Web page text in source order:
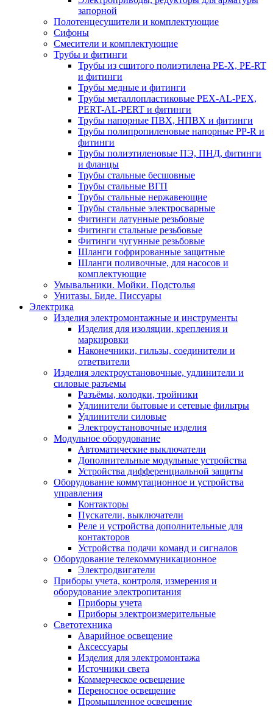
запорной
Полотенцесушители и комплектующие
Сифоны
Смесители и комплектующие
Трубы и фитинги
Трубы из сшитого полиэтилена PE-X, PE-RT
и фитинги
Трубы медные и фитинги
Трубы металлопластиковые PEX-AL-PEX,
PERT-AL-PERT и фитинги
Трубы напорные ПВХ, НПВХ и фитинги
Трубы полипропиленовые напорные PP-R и
фитинги
Трубы полиэтиленовые ПЭ, ПНД, фитинги
и фланцы
Трубы стальные бесшовные
Трубы стальные ВГП
Трубы стальные нержавеющие
Трубы стальные электросварные
Фитинги латунные резьбовые
Фитинги стальные резьбовые
Фитинги чугунные резьбовые
Шланги гофрированные защитные
Шланги поливочные, для насосов и
комплектующие
Умывальники. Мойки. Подстолья
Унитазы. Биде. Писсуары
Электрика
Изделия электромонтажные и инструменты
Изделия для изоляции, крепления и
маркировки
Наконечники, гильзы, соединители и
ответвители
Изделия электроустановочные, удлинители и
силовые разъемы
Разъёмы, колодки, тройники
Удлинители бытовые и сетевые фильтры
Удлинители силовые
Электроустановочные изделия
Модульное оборудование
Автоматические выключатели
Дополнительные модульные устройства
Устройства дифференциальной защиты
Оборудование коммутационное и устройства
управления
Контакторы
Пускатели, выключатели
Реле и устройства дополнительные для
контакторов
Устройства подачи команд и сигналов
Оборудование телекоммуникационное
Электродвигатели
Приборы учета, контроля, измерения и
оборудование электропитания
Приборы учета
Приборы электроизмерительные
Светотехника
Аварийное освещение
Аксессуары
Изделия для электромонтажа
Источники света
Коммерческое освещение
Переносное освещение
Промышленное освещение